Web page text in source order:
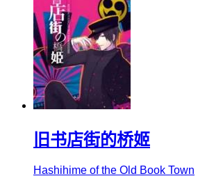
旧书店街的桥姬
Hashihime of the Old Book Town